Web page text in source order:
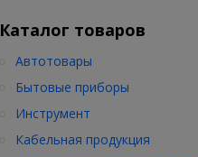
Каталог товаров
Автотовары
Бытовые приборы
Инструмент
Кабельная продукция